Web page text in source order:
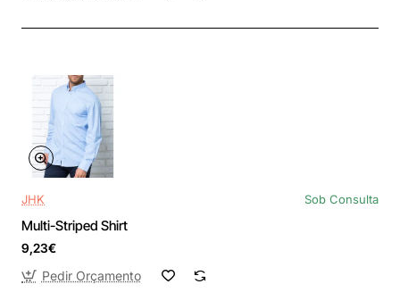
JHK Sob Consulta
Multi-Striped Shirt
9,23€
Pedir Orçamento